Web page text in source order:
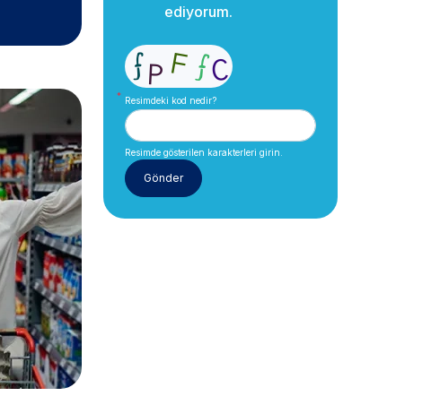
ediyorum.
Resimdeki kod nedir?
Resimde gösterilen karakterleri girin.